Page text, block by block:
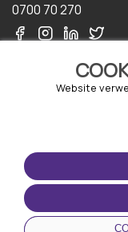
Website
0700 70 270
Datenschutz-
Bestimmungen
Cookie-Richtlinie